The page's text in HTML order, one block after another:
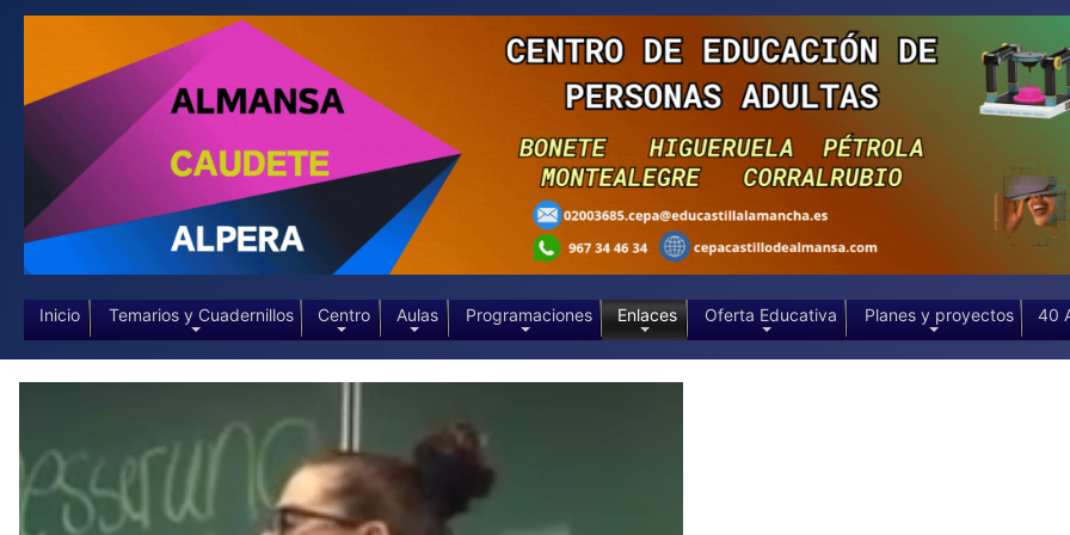
Inicio Temarios y Cuadernillos Centro Aulas Programaciones Enlaces Oferta Educativa Planes y proyectos 40